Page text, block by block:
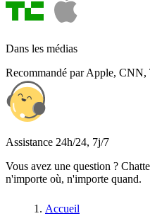
Dans les médias
Recommandé par Apple, CNN,
Assistance 24h/24, 7j/7
Vous avez une question ?
n'importe où, n'importe quand.
Accueil